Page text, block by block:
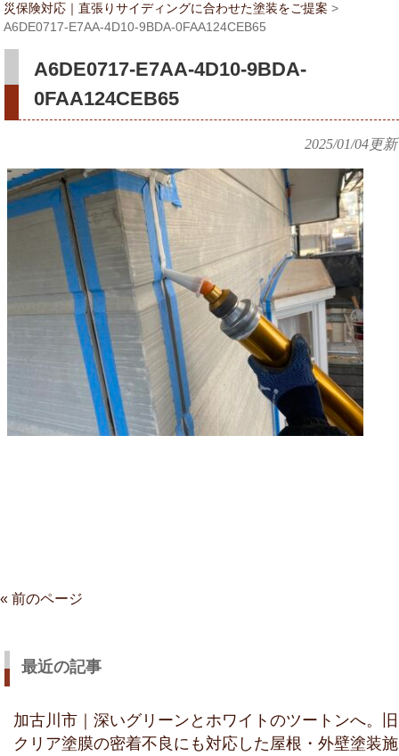
災保険対応｜直張りサイディングに合わせた塗装をご提案 >
A6DE0717-E7AA-4D10-9BDA-0FAA124CEB65
A6DE0717-E7AA-4D10-9BDA-
0FAA124CEB65
2025/01/04更新
« 前のページ
最近の記事
加古川市｜深いグリーンとホワイトのツートンへ。旧
クリア塗膜の密着不良にも対応した屋根・外壁塗装施